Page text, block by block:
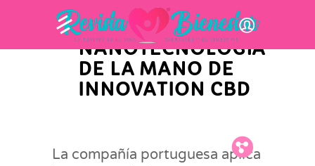
Fb.
Tw.
Pin.
INNOVACIÓN Y ACTUALIDAD EMPRESARIAL
NANOCBD:
NANOTECNOLOGÍA
DE LA MANO DE
INNOVATION CBD
La compañía portuguesa aplica